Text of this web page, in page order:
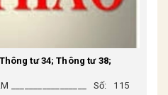
tư 34; Thông tư 38;
_________________ Số: 115